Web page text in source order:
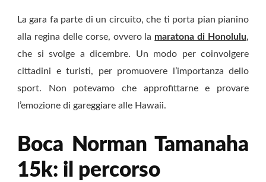
La gara fa parte di un circuito, che ti porta pian pianino
alla regina delle corse, ovvero la maratona di Honolulu,
che si svolge a dicembre. Un modo per coinvolgere
cittadini e turisti, per promuovere l’importanza dello
sport. Non potevamo che approfittarne e provare
l’emozione di gareggiare alle Hawaii.
Boca Norman Tamanaha
15k: il percorso